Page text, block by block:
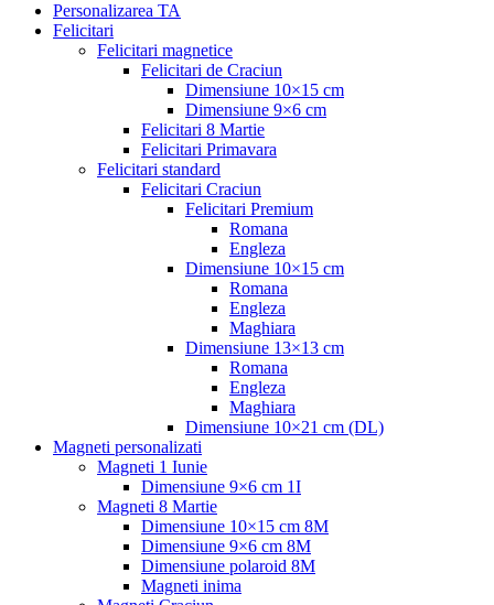
Personalizarea TA
Felicitari
Felicitari magnetice
Felicitari de Craciun
Dimensiune 10×15 cm
Dimensiune 9×6 cm
Felicitari 8 Martie
Felicitari Primavara
Felicitari standard
Felicitari Craciun
Felicitari Premium
Romana
Engleza
Dimensiune 10×15 cm
Romana
Engleza
Maghiara
Dimensiune 13×13 cm
Romana
Engleza
Maghiara
Dimensiune 10×21 cm (DL)
Magneti personalizati
Magneti 1 Iunie
Dimensiune 9×6 cm 1I
Magneti 8 Martie
Dimensiune 10×15 cm 8M
Dimensiune 9×6 cm 8M
Dimensiune polaroid 8M
Magneti inima